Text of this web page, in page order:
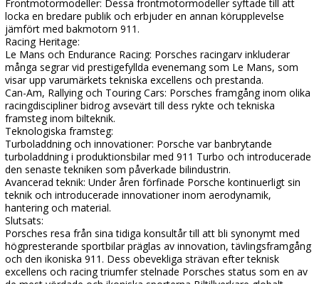
Frontmotormodeller: Dessa frontmotormodeller syftade till att
locka en bredare publik och erbjuder en annan körupplevelse
jämfört med bakmotorn 911.
Racing Heritage:
Le Mans och Endurance Racing: Porsches racingarv inkluderar
många segrar vid prestigefyllda evenemang som Le Mans, som
visar upp varumärkets tekniska excellens och prestanda.
Can-Am, Rallying och Touring Cars: Porsches framgång inom olika
racingdiscipliner bidrog avsevärt till dess rykte och tekniska
framsteg inom bilteknik.
Teknologiska framsteg:
Turboladdning och innovationer: Porsche var banbrytande
turboladdning i produktionsbilar med 911 Turbo och introducerade
den senaste tekniken som påverkade bilindustrin.
Avancerad teknik: Under åren förfinade Porsche kontinuerligt sin
teknik och introducerade innovationer inom aerodynamik,
hantering och material.
Slutsats:
Porsches resa från sina tidiga konsultår till att bli synonymt med
högpresterande sportbilar präglas av innovation, tävlingsframgång
och den ikoniska 911. Dess obevekliga strävan efter teknisk
excellens och racing triumfer stelnade Porsches status som en av